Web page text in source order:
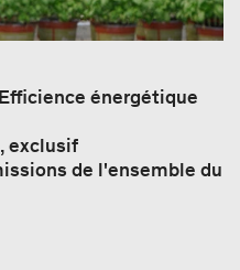
énergétique
exclusif
de l'ensemble du